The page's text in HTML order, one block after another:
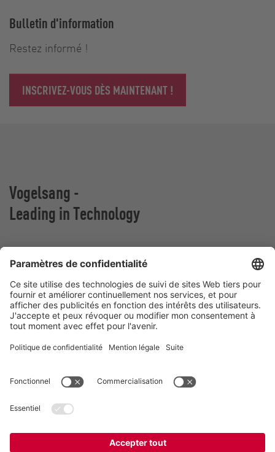
Bulletin d'information
Restez informé !
INSCRIVEZ-VOUS DÈS MAINTENANT !
Vogelsang -
Leading in Technology
VOGELSANG BELGIUM N.V.
Slingerstraat 50
8820 Torhout
Belgique
Téléphone:+32 51 81 96 40